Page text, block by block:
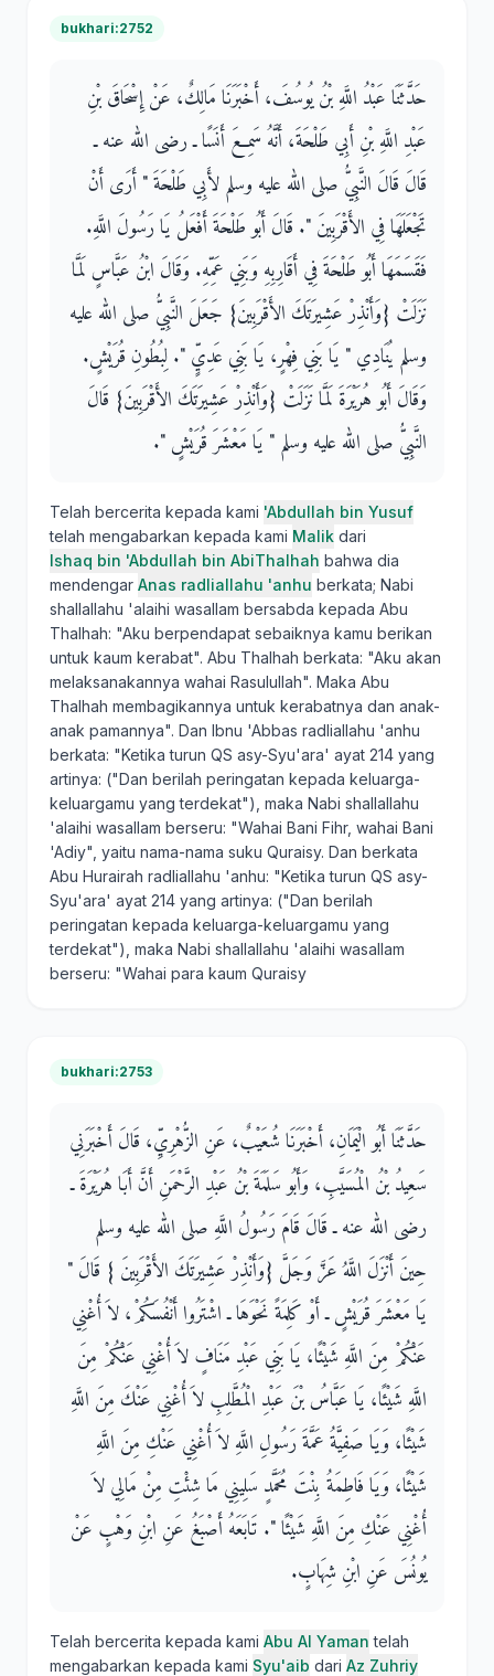
bukhari:2752
حَدَّثَنَا عَبْدُ اللَّهِ بْنُ يُوسُفَ، أَخْبَرَنَا مَالِكٌ، عَنْ إِسْحَاقَ بْنِ
عَبْدِ اللَّهِ بْنِ أَبِي طَلْحَةَ، أَنَّهُ سَمِعَ أَنَسًا ـ رضى الله عنه ـ
قَالَ قَالَ النَّبِيُّ صلى الله عليه وسلم لأَبِي طَلْحَةَ ‏"‏ أَرَى أَنْ
تَجْعَلَهَا فِي الأَقْرَبِينَ ‏"‏‏.‏ قَالَ أَبُو طَلْحَةَ أَفْعَلُ يَا رَسُولَ اللَّهِ‏.‏
فَقَسَمَهَا أَبُو طَلْحَةَ فِي أَقَارِبِهِ وَبَنِي عَمِّهِ‏.‏ وَقَالَ ابْنُ عَبَّاسٍ لَمَّا
نَزَلَتْ ‏{‏وَأَنْذِرْ عَشِيرَتَكَ الأَقْرَبِينَ‏}‏ جَعَلَ النَّبِيُّ صلى الله عليه
وسلم يُنَادِي ‏"‏ يَا بَنِي فِهْرٍ، يَا بَنِي عَدِيٍّ ‏"‏‏.‏ لِبُطُونِ قُرَيْشٍ‏.‏
وَقَالَ أَبُو هُرَيْرَةَ لَمَّا نَزَلَتْ ‏{‏وَأَنْذِرْ عَشِيرَتَكَ الأَقْرَبِينَ‏}‏ قَالَ
النَّبِيُّ صلى الله عليه وسلم ‏"‏ يَا مَعْشَرَ قُرَيْشٍ ‏"‏‏.‏
Telah bercerita kepada kami 'Abdullah bin Yusuf
telah mengabarkan kepada kami Malik dari
Ishaq bin 'Abdullah bin AbiThalhah bahwa dia
mendengar Anas radliallahu 'anhu berkata; Nabi
shallallahu 'alaihi wasallam bersabda kepada Abu
Thalhah: "Aku berpendapat sebaiknya kamu berikan
untuk kaum kerabat". Abu Thalhah berkata: "Aku akan
melaksanakannya wahai Rasulullah". Maka Abu
Thalhah membagikannya untuk kerabatnya dan anak-
anak pamannya". Dan Ibnu 'Abbas radliallahu 'anhu
berkata: "Ketika turun QS asy-Syu'ara' ayat 214 yang
artinya: ("Dan berilah peringatan kepada keluarga-
keluargamu yang terdekat"), maka Nabi shallallahu
'alaihi wasallam berseru: "Wahai Bani Fihr, wahai Bani
'Adiy", yaitu nama-nama suku Quraisy. Dan berkata
Abu Hurairah radliallahu 'anhu: "Ketika turun QS asy-
Syu'ara' ayat 214 yang artinya: ("Dan berilah
peringatan kepada keluarga-keluargamu yang
terdekat"), maka Nabi shallallahu 'alaihi wasallam
berseru: "Wahai para kaum Quraisy
bukhari:2753
حَدَّثَنَا أَبُو الْيَمَانِ، أَخْبَرَنَا شُعَيْبٌ، عَنِ الزُّهْرِيِّ، قَالَ أَخْبَرَنِي
سَعِيدُ بْنُ الْمُسَيَّبِ، وَأَبُو سَلَمَةَ بْنُ عَبْدِ الرَّحْمَنِ أَنَّ أَبَا هُرَيْرَةَ ـ
رضى الله عنه ـ قَالَ قَامَ رَسُولُ اللَّهِ صلى الله عليه وسلم
حِينَ أَنْزَلَ اللَّهُ عَزَّ وَجَلَّ ‏{‏وَأَنْذِرْ عَشِيرَتَكَ الأَقْرَبِينَ ‏}‏ قَالَ ‏"‏
يَا مَعْشَرَ قُرَيْشٍ ـ أَوْ كَلِمَةً نَحْوَهَا ـ اشْتَرُوا أَنْفُسَكُمْ، لاَ أُغْنِي
عَنْكُمْ مِنَ اللَّهِ شَيْئًا، يَا بَنِي عَبْدِ مَنَافٍ لاَ أُغْنِي عَنْكُمْ مِنَ
اللَّهِ شَيْئًا، يَا عَبَّاسُ بْنَ عَبْدِ الْمُطَّلِبِ لاَ أُغْنِي عَنْكَ مِنَ اللَّهِ
شَيْئًا، وَيَا صَفِيَّةُ عَمَّةَ رَسُولِ اللَّهِ لاَ أُغْنِي عَنْكِ مِنَ اللَّهِ
شَيْئًا، وَيَا فَاطِمَةُ بِنْتَ مُحَمَّدٍ سَلِينِي مَا شِئْتِ مِنْ مَالِي لاَ
أُغْنِي عَنْكِ مِنَ اللَّهِ شَيْئًا ‏"‏‏.‏ تَابَعَهُ أَصْبَغُ عَنِ ابْنِ وَهْبٍ عَنْ
يُونُسَ عَنِ ابْنِ شِهَابٍ‏.‏
Telah bercerita kepada kami Abu Al Yaman telah
mengabarkan kepada kami Syu'aib dari Az Zuhriy